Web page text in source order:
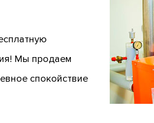
Мы продаем
спокойствие